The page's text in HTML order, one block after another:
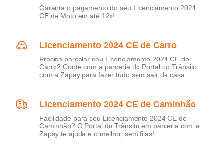
Garanta o pagamento do seu Licenciamento 2024
CE de Moto em até 12x!
Licenciamento 2024 CE de Carro
Precisa parcelar seu Licenciamento 2024 CE de
Carro? Conte com a parceria do Portal do Trânsito
com a Zapay para fazer tudo sem sair de casa.
Licenciamento 2024 CE de Caminhão
Facilidade para seu Licenciamento 2024 CE de
Caminhão? O Portal do Trânsito em parceria com a
Zapay te ajuda e o melhor, sem filas!